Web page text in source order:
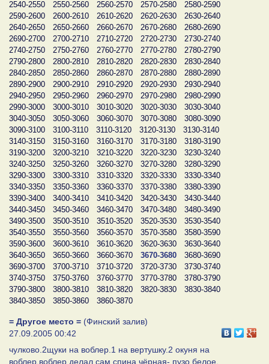
2540-2550
2550-2560 2560-2570 2570-2580
2580-2590
2590-2600
2600-2610 2610-2620 2620-2630
2630-2640
2640-2650
2650-2660 2660-2670 2670-2680
2680-2690
2690-2700
2700-2710 2710-2720 2720-2730
2730-2740
2740-2750
2750-2760 2760-2770 2770-2780
2780-2790
2790-2800
2800-2810 2810-2820 2820-2830
2830-2840
2840-2850
2850-2860 2860-2870 2870-2880
2880-2890
2890-2900
2900-2910 2910-2920 2920-2930
2930-2940
2940-2950
2950-2960 2960-2970 2970-2980
2980-2990
2990-3000
3000-3010 3010-3020 3020-3030
3030-3040
3040-3050
3050-3060 3060-3070 3070-3080
3080-3090
3090-3100
3100-3110 3110-3120 3120-3130
3130-3140
3140-3150
3150-3160 3160-3170 3170-3180
3180-3190
3190-3200
3200-3210 3210-3220 3220-3230
3230-3240
3240-3250
3250-3260 3260-3270 3270-3280
3280-3290
3290-3300
3300-3310 3310-3320 3320-3330
3330-3340
3340-3350
3350-3360 3360-3370 3370-3380
3380-3390
3390-3400
3400-3410 3410-3420 3420-3430
3430-3440
3440-3450
3450-3460 3460-3470 3470-3480
3480-3490
3490-3500
3500-3510 3510-3520 3520-3530
3530-3540
3540-3550
3550-3560 3560-3570 3570-3580
3580-3590
3590-3600
3600-3610 3610-3620 3620-3630
3630-3640
3640-3650
3650-3660 3660-3670 3670-3680
3680-3690
3690-3700
3700-3710 3710-3720 3720-3730
3730-3740
3740-3750
3750-3760 3760-3770 3770-3780
3780-3790
3790-3800
3800-3810 3810-3820 3820-3830
3830-3840
3840-3850
3850-3860 3860-3870
= Другое место = (Финский залив)
27.09.2005 00:42
чулково.2щуки на воблер.1 на вертушку.2 окуня на
воблер.воблер делал сам спина чёрная- пузо белое.